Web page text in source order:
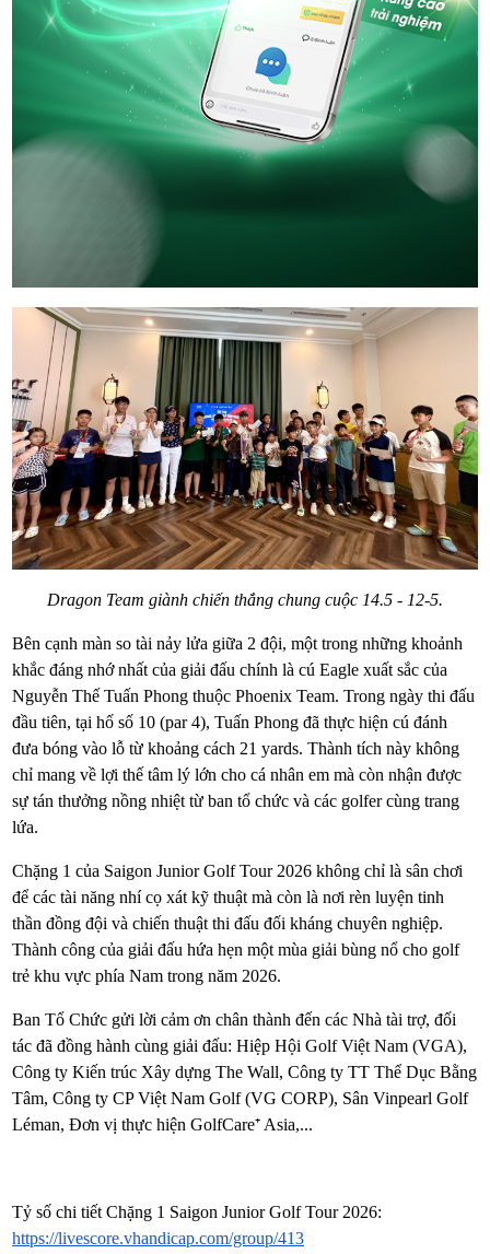
Dragon Team giành chiến thắng chung cuộc 14.5 - 12-5.
Bên cạnh màn so tài nảy lửa giữa 2 đội, một trong những khoảnh
khắc đáng nhớ nhất của giải đấu chính là cú Eagle xuất sắc của
Nguyễn Thế Tuấn Phong thuộc Phoenix Team. Trong ngày thi đấu
đầu tiên, tại hố số 10 (par 4), Tuấn Phong đã thực hiện cú đánh
đưa bóng vào lỗ từ khoảng cách 21 yards. Thành tích này không
chỉ mang về lợi thế tâm lý lớn cho cá nhân em mà còn nhận được
sự tán thưởng nồng nhiệt từ ban tổ chức và các golfer cùng trang
lứa.
Chặng 1 của Saigon Junior Golf Tour 2026 không chỉ là sân chơi
để các tài năng nhí cọ xát kỹ thuật mà còn là nơi rèn luyện tinh
thần đồng đội và chiến thuật thi đấu đối kháng chuyên nghiệp.
Thành công của giải đấu hứa hẹn một mùa giải bùng nổ cho golf
trẻ khu vực phía Nam trong năm 2026.
Ban Tổ Chức gửi lời cảm ơn chân thành đến các Nhà tài trợ, đối
tác đã đồng hành cùng giải đấu: Hiệp Hội Golf Việt Nam (VGA),
Công ty Kiến trúc Xây dựng The Wall, Công ty TT Thể Dục Bằng
Tâm, Công ty CP Việt Nam Golf (VG CORP), Sân Vinpearl Golf
Léman, Đơn vị thực hiện GolfCare⁺ Asia,...
Tỷ số chi tiết Chặng 1 Saigon Junior Golf Tour 2026:
https://livescore.vhandicap.com/group/413